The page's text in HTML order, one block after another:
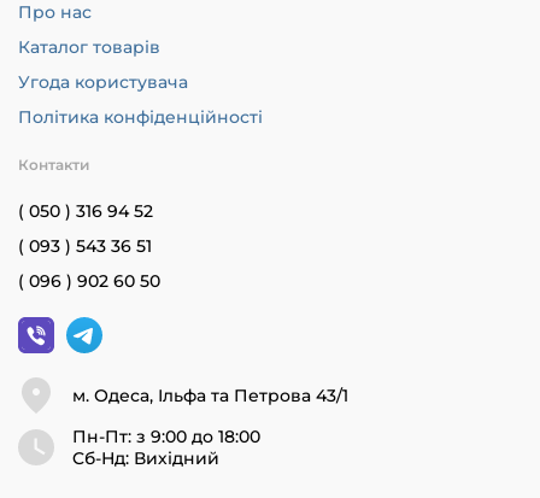
Про нас
Каталог товарів
Угода користувача
Політика конфіденційності
Контакти
( 050 ) 316 94 52
( 093 ) 543 36 51
( 096 ) 902 60 50
м. Одеса, Ільфа та Петрова 43/1
Пн-Пт: з 9:00 до 18:00
Cб-Нд: Вихідний